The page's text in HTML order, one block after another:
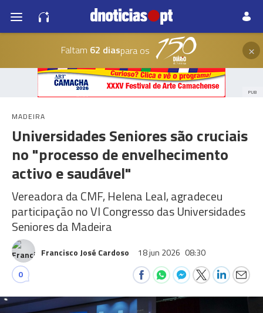
Faltam 62 diaspara os ×
PUB
MADEIRA
Universidades Seniores são cruciais
no "processo de envelhecimento
activo e saudável"
Vereadora da CMF, Helena Leal, agradeceu
participação no VI Congresso das Universidades
Seniores da Madeira
Francisco José Cardoso 18 jun 2026 08:30
0